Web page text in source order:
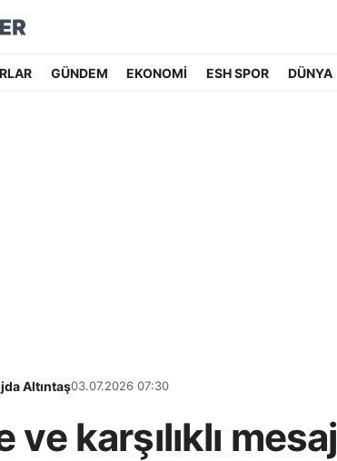
GÜNDEM EKONOMİ ESH SPOR DÜNYA
Altıntaş03.07.2026 07:30
ve karşılıklı mesaj